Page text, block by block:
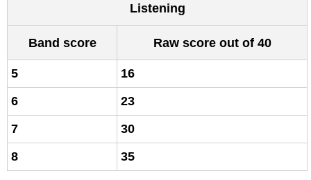
Listening
Band score Raw score out of 40
5
16
6
23
7
30
8
35